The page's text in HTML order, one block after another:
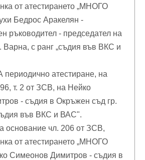
от атестирането „МНОГО
Бедрос Аракелян -
ръководител - председател на
Варна, с ранг „съдия във ВКС и
атестиране, на
т. 2 от ЗСВ, на Нейко
- съдия в Окръжен съд гр.
във ВКС и ВАС".
чл. 206 от ЗСВ,
от атестирането „МНОГО
Симеонов Димитров - съдия в